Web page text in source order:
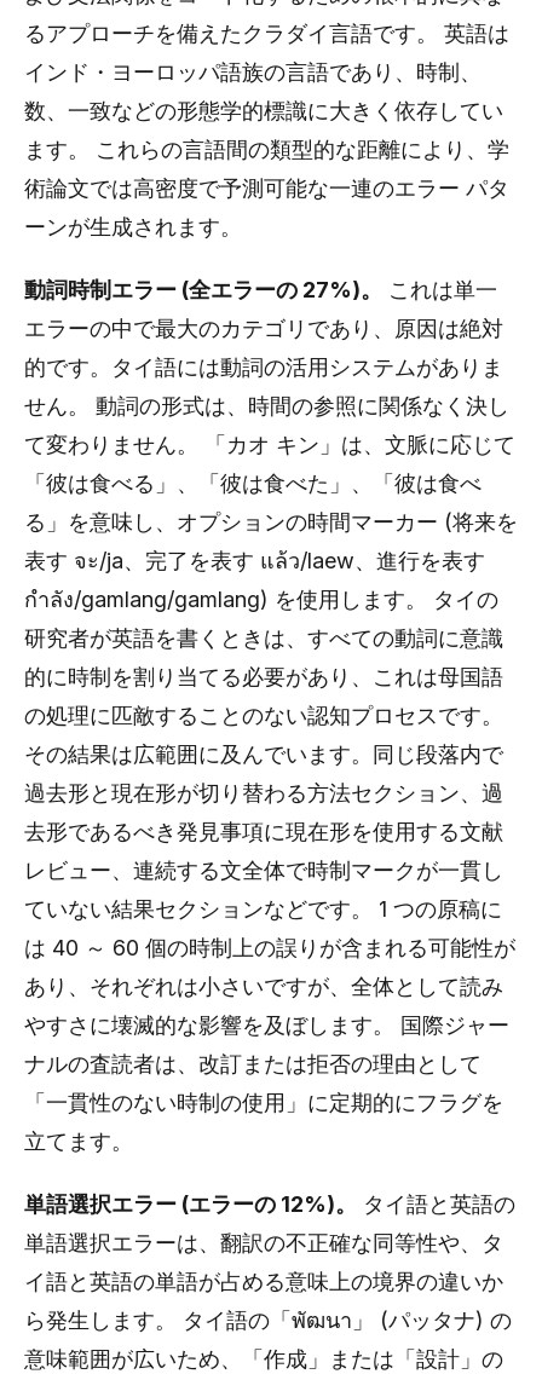
るアプローチを備えたクラダイ言語です。 英語は
インド・ヨーロッパ語族の言語であり、時制、
数、一致などの形態学的標識に大きく依存してい
ます。 これらの言語間の類型的な距離により、学
術論文では高密度で予測可能な一連のエラー パタ
ーンが生成されます。
動詞時制エラー (全エラーの 27%)。
これは単一
エラーの中で最大のカテゴリであり、原因は絶対
的です。タイ語には動詞の活用システムがありま
せん。 動詞の形式は、時間の参照に関係なく決し
て変わりません。 「カオ キン」は、文脈に応じて
「彼は食べる」、「彼は食べた」、「彼は食べ
る」を意味し、オプションの時間マーカー (将来を
表す จะ/ja、完了を表す แล้ว/laew、進行を表す
กำลัง/gamlang/gamlang) を使用します。 タイの
研究者が英語を書くときは、すべての動詞に意識
的に時制を割り当てる必要があり、これは母国語
の処理に匹敵することのない認知プロセスです。
その結果は広範囲に及んでいます。同じ段落内で
過去形と現在形が切り替わる方法セクション、過
去形であるべき発見事項に現在形を使用する文献
レビュー、連続する文全体で時制マークが一貫し
ていない結果セクションなどです。 1 つの原稿に
は 40 ～ 60 個の時制上の誤りが含まれる可能性が
あり、それぞれは小さいですが、全体として読み
やすさに壊滅的な影響を及ぼします。 国際ジャー
ナルの査読者は、改訂または拒否の理由として
「一貫性のない時制の使用」に定期的にフラグを
立てます。
単語選択エラー (エラーの 12%)。
タイ語と英語の
単語選択エラーは、翻訳の不正確な同等性や、タ
イ語と英語の単語が占める意味上の境界の違いか
ら発生します。 タイ語の「พัฒนา」 (パッタナ) の
意味範囲が広いため、「作成」または「設計」の